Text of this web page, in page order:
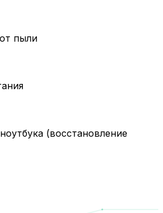
пыли
(восстановление